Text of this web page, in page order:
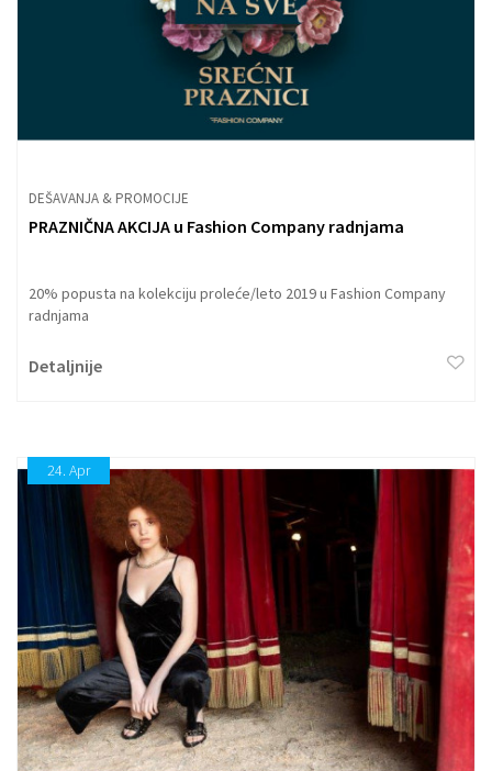
DEŠAVANJA & PROMOCIJE
PRAZNIČNA AKCIJA u Fashion Company radnjama
20% popusta na kolekciju proleće/leto 2019 u Fashion Company
radnjama
Detaljnije
24. Apr